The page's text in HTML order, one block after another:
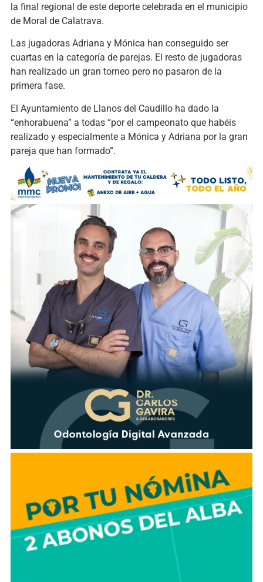
la final regional de este deporte celebrada en el municipio
de Moral de Calatrava.
Las jugadoras Adriana y Mónica han conseguido ser
cuartas en la categoría de parejas. El resto de jugadoras
han realizado un gran torneo pero no pasaron de la
primera fase.
El Ayuntamiento de Llanos del Caudillo ha dado la
“enhorabuena” a todas “por el campeonato que habéis
realizado y especialmente a Mónica y Adriana por la gran
pareja que han formado”.